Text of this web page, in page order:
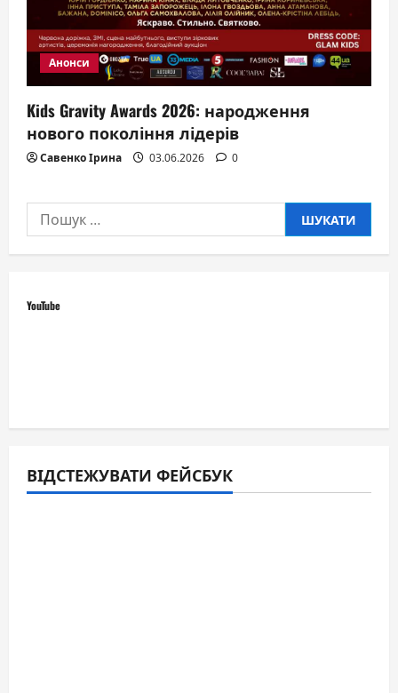
Анонси
Kids Gravity Awards 2026: народження
нового покоління лідерів
Савенко Ірина 03.06.2026 0
Пошук:
YouTube
ВІДСТЕЖУВАТИ ФЕЙСБУК